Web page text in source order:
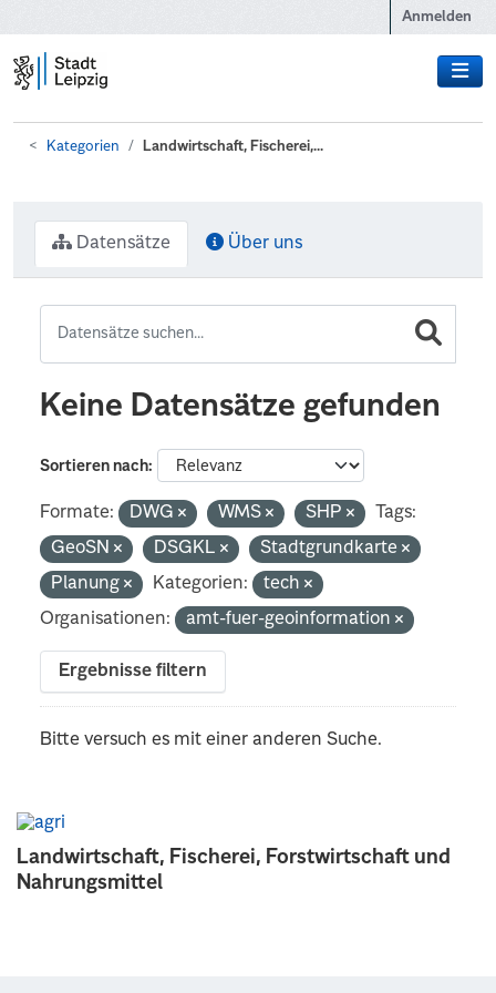
Anmelden
Kategorien Landwirtschaft, Fischerei,...
Landwirtschaft, Fischerei, Forstwirtschaft und
Nahrungsmittel
Datensätze Über uns
Keine Datensätze gefunden
Sortieren nach
Formate: DWG WMS SHP
Tags:
GeoSN
DSGKL
Stadtgrundkarte
Planung
Kategorien:
tech
Organisationen:
amt-fuer-geoinformation
Ergebnisse filtern
Bitte versuch es mit einer anderen Suche.